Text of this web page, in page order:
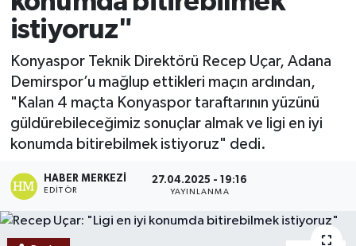
istiyoruz"
Konyaspor Teknik Direktörü Recep Uçar, Adana
Demirspor’u mağlup ettikleri maçın ardından,
"Kalan 4 maçta Konyaspor taraftarının yüzünü
güldürebileceğimiz sonuçlar almak ve ligi en iyi
konumda bitirebilmek istiyoruz" dedi.
HABER MERKEZI
EDITÖR
27.04.2025 - 19:16
YAYINLANMA
Ekonomi
Sağlık
Tokat Haber